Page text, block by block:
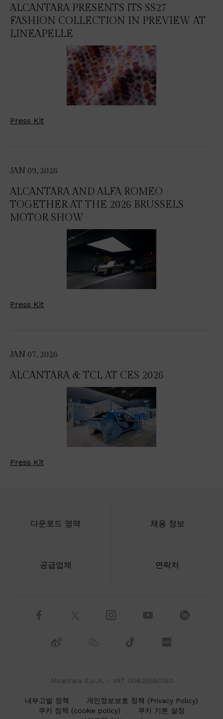
ALCANTARA PRESENTS ITS SS27
FASHION COLLECTION IN PREVIEW AT
LINEAPELLE
Press Kit
JAN 09, 2026
ALCANTARA AND ALFA ROMEO
TOGETHER AT THE 2026 BRUSSELS
MOTOR SHOW
Press Kit
JAN 07, 2026
ALCANTARA & TCL AT CES 2026
Press Kit
다운로드 영역 채용 정보
공급업체 연락처
Alcantara S.p.A. - VAT 00835580150
내부고발 정책
개인정보보호 정책 (Privacy Policy)
쿠키 정책 (cookie policy)
쿠키 기본 설정